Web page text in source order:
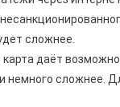
сложнее.
даёт
немного сложнее.